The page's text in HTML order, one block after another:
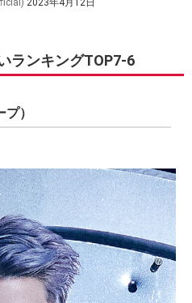
2023年4月12日
ランキングTOP7-6
）